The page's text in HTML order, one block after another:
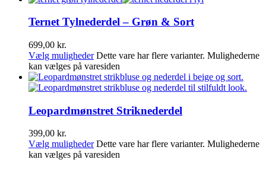
Ternet Tylnederdel – Grøn & Sort
699,00 kr.
Vælg muligheder Dette vare har flere varianter. Mulighederne
kan vælges på varesiden
Leopardmønstret Striknederdel
399,00 kr.
Vælg muligheder Dette vare har flere varianter. Mulighederne
kan vælges på varesiden